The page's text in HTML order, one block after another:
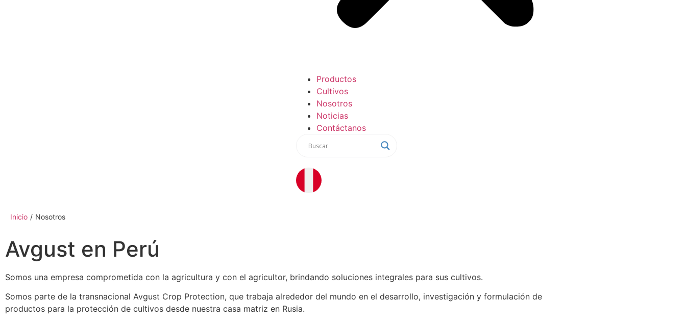
Productos
Cultivos
Nosotros
Noticias
Contáctanos
Inicio / Nosotros
Avgust en Perú
Somos una empresa comprometida con la agricultura y con el agricultor, brindando soluciones integrales para sus cultivos.
Somos parte de la transnacional Avgust Crop Protection, que trabaja alrededor del mundo en el desarrollo, investigación y formulación de
productos para la protección de cultivos desde nuestra casa matriz en Rusia.